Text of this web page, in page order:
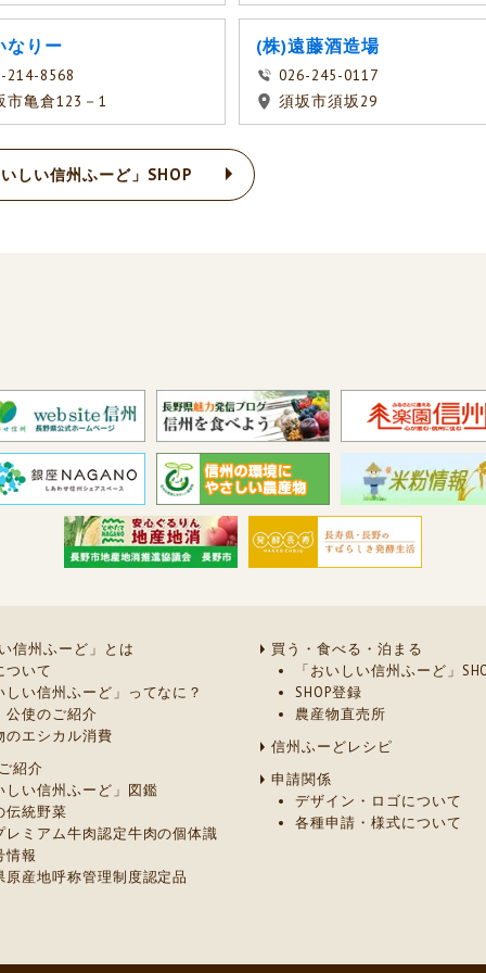
なりー
214-8568
市亀倉123－1
(株)遠藤酒造場
026-245-0117
須坂市須坂29
しい信州ふーど」SHOP
信州ふーど」とは
ついて
しい信州ふーど」ってなに？
公使のご紹介
のエシカル消費
紹介
しい信州ふーど」図鑑
伝統野菜
レミアム牛肉認定牛肉の個体識
情報
原産地呼称管理制度認定品
買う・食べる・泊まる
「おいしい信州ふーど」
SHOP登録
農産物直売所
信州ふーどレシピ
申請関係
デザイン・ロゴについて
各種申請・様式について